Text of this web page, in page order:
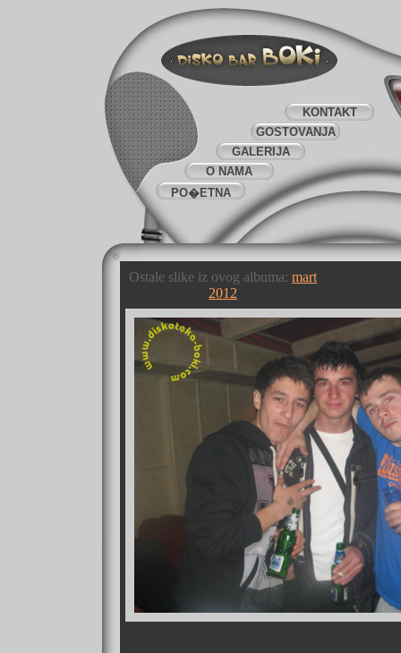
PO�ETNA
O NAMA
GALERIJA
GOSTOVANJA
KONTAKT
Ostale slike iz ovog albuma: mart
2012